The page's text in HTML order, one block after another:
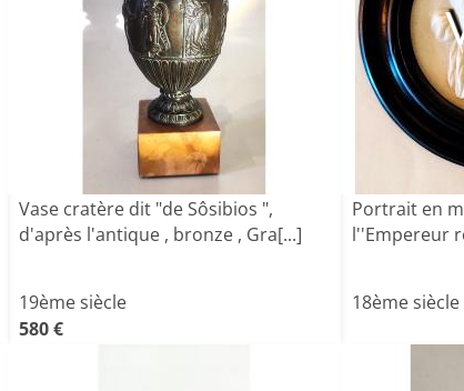
Vase cratère dit "de Sôsibios ",
d'après l'antique , bronze , Gra[...]
19ème siècle
580 €
Portrait en
l''Empereur
18ème siècle